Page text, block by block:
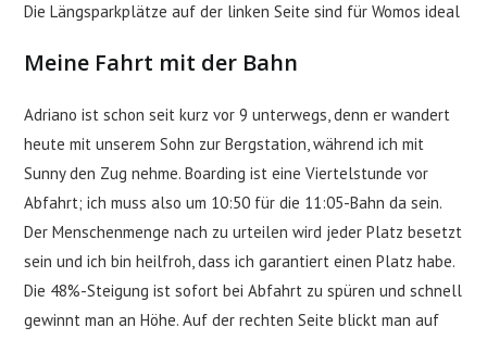
Die Längsparkplätze auf der linken Seite sind für Womos ideal
Meine Fahrt mit der Bahn
Adriano ist schon seit kurz vor 9 unterwegs, denn er wandert
heute mit unserem Sohn zur Bergstation, während ich mit
Sunny den Zug nehme. Boarding ist eine Viertelstunde vor
Abfahrt; ich muss also um 10:50 für die 11:05-Bahn da sein.
Der Menschenmenge nach zu urteilen wird jeder Platz besetzt
sein und ich bin heilfroh, dass ich garantiert einen Platz habe.
Die 48%-Steigung ist sofort bei Abfahrt zu spüren und schnell
gewinnt man an Höhe. Auf der rechten Seite blickt man auf